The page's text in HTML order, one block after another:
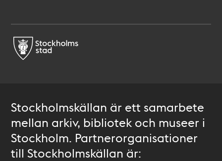
Stockholmskällan är ett samarbete
mellan arkiv, bibliotek och museer i
Stockholm. Partnerorganisationer
till Stockholmskällan är: